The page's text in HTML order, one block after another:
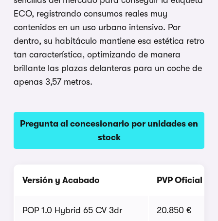
ECO, registrando consumos reales muy
contenidos en un uso urbano intensivo. Por
dentro, su habitáculo mantiene esa estética retro
tan característica, optimizando de manera
brillante las plazas delanteras para un coche de
apenas 3,57 metros.
Pregunta al concesionario por unidades en
stock
Versión y Acabado PVP Oficial
POP 1.0 Hybrid 65 CV 3dr 20.850 €